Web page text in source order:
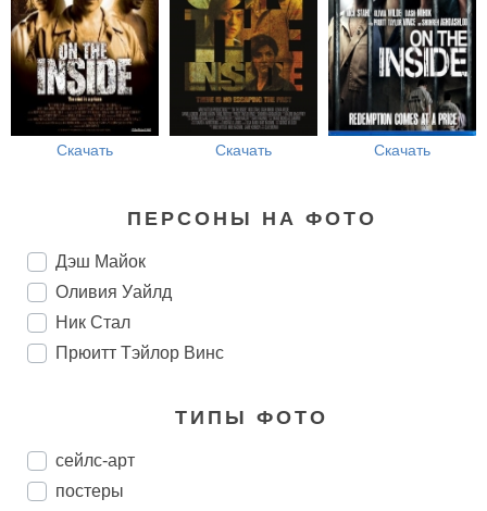
Скачать Скачать Скачать
ПЕРСОНЫ НА ФОТО
Дэш Майок
Оливия Уайлд
Ник Стал
Прюитт Тэйлор Винс
ТИПЫ ФОТО
сейлс-арт
постеры